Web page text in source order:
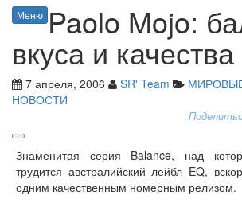
Меню Paolo Mojo:
вкуса и качества
7 апреля, 2006 SR' Team
НОВОСТИ
Знаменитая серия Balance, над
трудится австралийский лейбл EQ,
одним качественным номерным релизом.